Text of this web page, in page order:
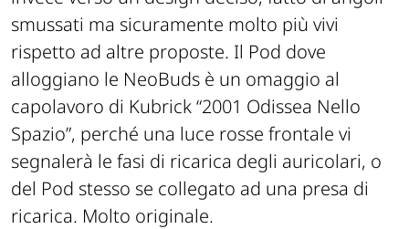
smussati ma sicuramente molto più vivi
rispetto ad altre proposte. Il Pod dove
alloggiano le NeoBuds è un omaggio al
capolavoro di Kubrick “2001 Odissea Nello
Spazio”, perché una luce rosse frontale vi
segnalerà le fasi di ricarica degli auricolari, o
del Pod stesso se collegato ad una presa di
ricarica. Molto originale.